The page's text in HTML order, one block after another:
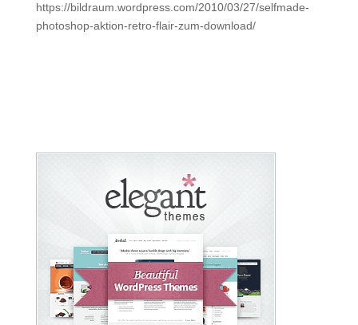
https://bildraum.wordpress.com/2010/03/27/selfmade-
photoshop-aktion-retro-flair-zum-download/